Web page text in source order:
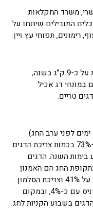
משרד החקלאות
המובילים שיונחו על
רימונים, תפוחי עץ ויין.
אספקת הדגים לנפש בישראל עומדת על כ-9 ק"ג בשנה,
לאדם במונחי דג אכיל
בשבוע הקניות לקראת ראש השנה (7 ימים לפני ערב החג)
צופים במשרד החקלאות גידול של כ-73% בכמות צריכת הדגים
השנה. הדגים
החג הם האמנון
והסלמון, כאשר צריכת האמנון עומדת על 41% וצריכת הסלמון
על 31%. אחריהם במקום השלישי הדניס עם כ-4%, ובמקום